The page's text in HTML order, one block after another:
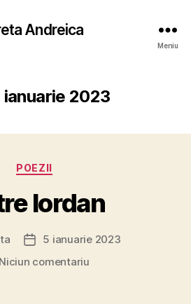
Andreica
Meniu
ianuarie 2023
Categorii
POEZII
Iordan
Dată5 ianuarie 2023
Niciun comentariula